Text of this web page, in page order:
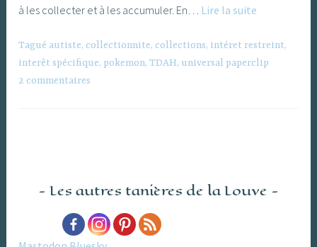
à les collecter et à les accumuler. En… Lire la suite
spécifiques]
Mon
Tagué autiste, collectionnite, collections, intéret restreint,
interêt spécifique, pokemon,TDAH, universal paperclip
2 commentaires
Les autres tanières de la Louve